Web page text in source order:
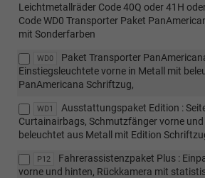
Leichtmetallräder Code 40Q oder 41H
Code WD0 Transporter Paket
mit Sonderfarben
WD0
Paket Transporter
Einstiegsleuchtete vorne in Metall mit
PanAmericana Schriftzug,
WD1
Ausstattungspaket Edition :
Curtainairbags, Schmutzfänger vorne
beleuchtet aus Metall mit Edition
P12
Fahrerassistenzpaket Plus :
vorne und hinten, Rückkamera mit